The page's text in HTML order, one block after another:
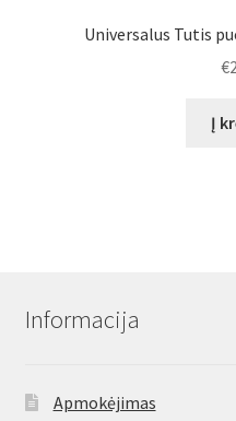
Universalus Tutis
€
Į
Informacija
Apmokėjimas